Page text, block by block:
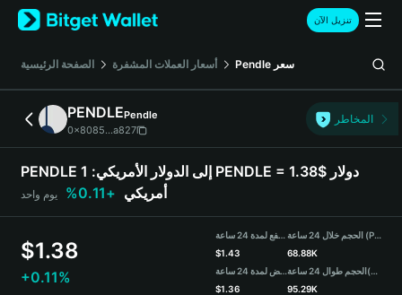
English
日本語
Русский
Español (Latinoamérica)
Türkçe
Deutsch
简体中文
Português (Portugal)
Bahasa Indonesia
تنزيل الآن
الصفحة الرئيسية أسعار العملات المشفرة Pendle سعر
PENDLEPendle
0x8085...a827
المخاطر
PENDLE إلى الدولار الأمريكي: 1 PENDLE = 1.38$ دولار
أمريكي +0.11% يوم واحد
$1.38
+0.11%
مرتفع لمدة 24 ساعة
$1.43
منخفض لمدة 24 ساعة
$1.36
الحجم خلال 24 ساعة (PENDLE)
68.88K
الحجم طوال 24 ساعة(USDT)
95.29K